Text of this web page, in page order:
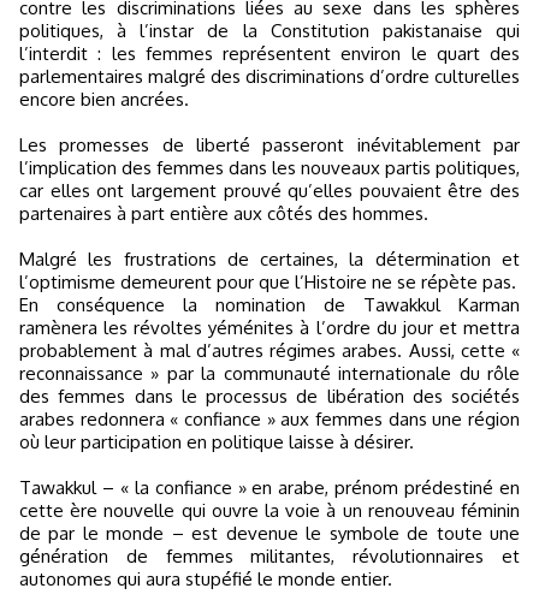
contre les discriminations liées au sexe dans les sphères
politiques, à l’instar de la Constitution pakistanaise qui
l’interdit : les femmes représentent environ le quart des
parlementaires malgré des discriminations d’ordre culturelles
encore bien ancrées.
Les promesses de liberté passeront inévitablement par
l’implication des femmes dans les nouveaux partis politiques,
car elles ont largement prouvé qu’elles pouvaient être des
partenaires à part entière aux côtés des hommes.
Malgré les frustrations de certaines, la détermination et
l’optimisme demeurent pour que l’Histoire ne se répète pas.
En conséquence la nomination de Tawakkul Karman
ramènera les révoltes yéménites à l’ordre du jour et mettra
probablement à mal d’autres régimes arabes. Aussi, cette «
reconnaissance » par la communauté internationale du rôle
des femmes dans le processus de libération des sociétés
arabes redonnera « confiance » aux femmes dans une région
où leur participation en politique laisse à désirer.
Tawakkul – « la confiance » en arabe, prénom prédestiné en
cette ère nouvelle qui ouvre la voie à un renouveau féminin
de par le monde – est devenue le symbole de toute une
génération de femmes militantes, révolutionnaires et
autonomes qui aura stupéfié le monde entier.